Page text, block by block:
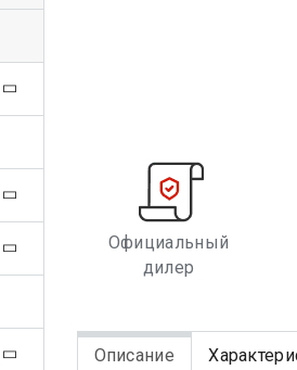
Официальный
дилер
Описание